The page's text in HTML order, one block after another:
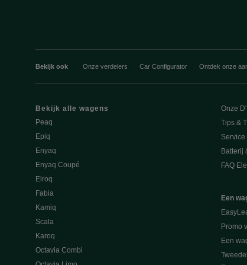
Bekijk ook Onze verdelers Car Configurator Ontdek onze
Bekijk alle wagens
Peaq
Epiq
Enyaq
Enyaq Coupé
Elroq
Fabia
Kamiq
Scala
Karoq
Octavia Combi
Onze
Tips &
Service
Batterij
FAQ
Een
Promo
Een